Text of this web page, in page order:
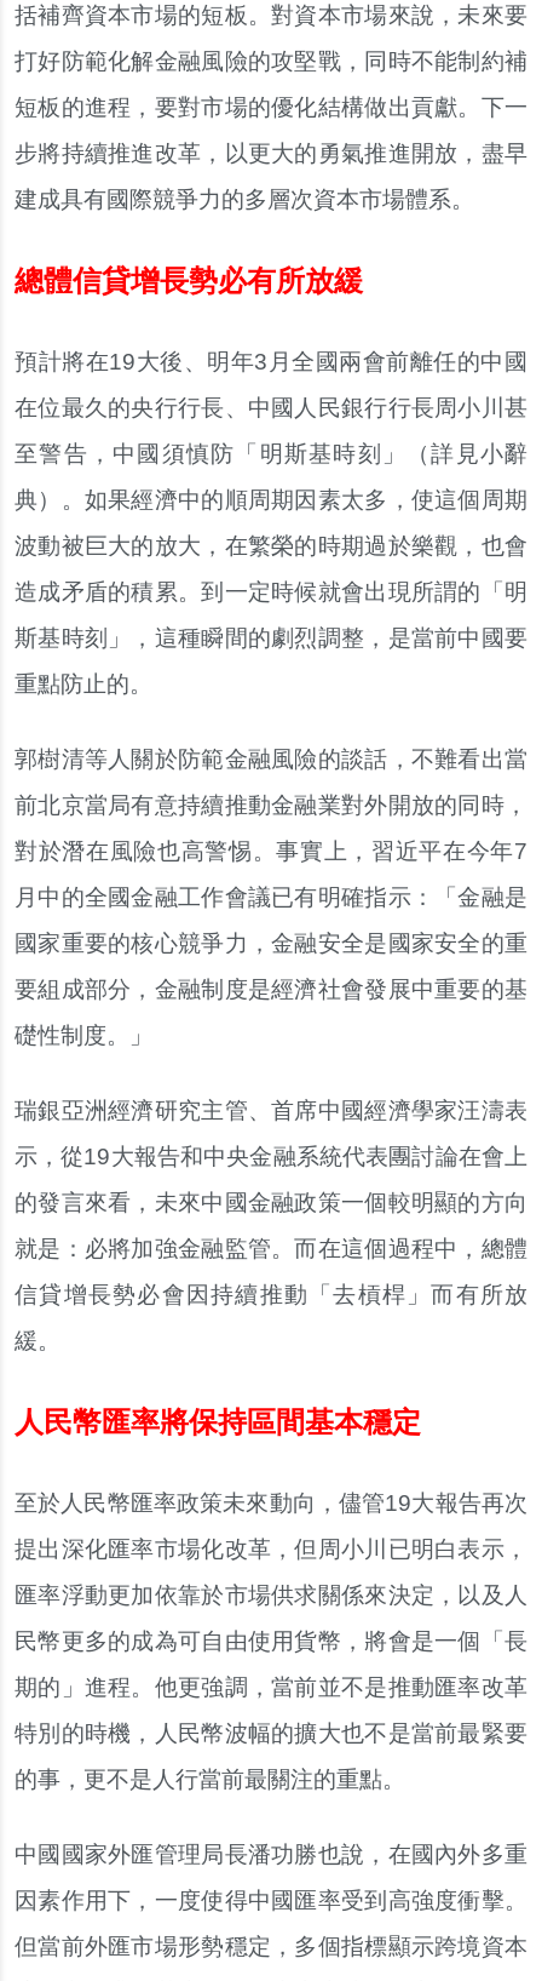
括補齊資本市場的短板。對資本市場來說，未來要
打好防範化解金融風險的攻堅戰，同時不能制約補
短板的進程，要對市場的優化結構做出貢獻。下一
步將持續推進改革，以更大的勇氣推進開放，盡早
建成具有國際競爭力的多層次資本市場體系。
總體信貸增長勢必有所放緩
預計將在19大後、明年3月全國兩會前離任的中國
在位最久的央行行長、中國人民銀行行長周小川甚
至警告，中國須慎防「明斯基時刻」（詳見小辭
典）。如果經濟中的順周期因素太多，使這個周期
波動被巨大的放大，在繁榮的時期過於樂觀，也會
造成矛盾的積累。到一定時候就會出現所謂的「明
斯基時刻」，這種瞬間的劇烈調整，是當前中國要
重點防止的。
郭樹清等人關於防範金融風險的談話，不難看出當
前北京當局有意持續推動金融業對外開放的同時，
對於潛在風險也高警惕。事實上，習近平在今年7
月中的全國金融工作會議已有明確指示：「金融是
國家重要的核心競爭力，金融安全是國家安全的重
要組成部分，金融制度是經濟社會發展中重要的基
礎性制度。」
瑞銀亞洲經濟研究主管、首席中國經濟學家汪濤表
示，從19大報告和中央金融系統代表團討論在會上
的發言來看，未來中國金融政策一個較明顯的方向
就是：必將加強金融監管。而在這個過程中，總體
信貸增長勢必會因持續推動「去槓桿」而有所放
緩。
人民幣匯率將保持區間基本穩定
至於人民幣匯率政策未來動向，儘管19大報告再次
提出深化匯率市場化改革，但周小川已明白表示，
匯率浮動更加依靠於市場供求關係來決定，以及人
民幣更多的成為可自由使用貨幣，將會是一個「長
期的」進程。他更強調，當前並不是推動匯率改革
特別的時機，人民幣波幅的擴大也不是當前最緊要
的事，更不是人行當前最關注的重點。
中國國家外匯管理局長潘功勝也說，在國內外多重
因素作用下，一度使得中國匯率受到高強度衝擊。
但當前外匯市場形勢穩定，多個指標顯示跨境資本